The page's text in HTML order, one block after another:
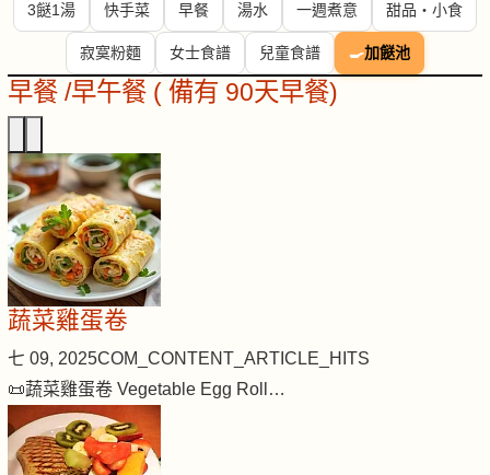
3餸1湯 快手菜 早餐 湯水 一週煮意 甜品・小食
寂寞粉麵 女士食譜 兒童食譜 🍳加餸池
早餐 /早午餐 ( 備有 90天早餐)
蔬菜雞蛋卷
七 09, 2025COM_CONTENT_ARTICLE_HITS
📜蔬菜雞蛋卷 Vegetable Egg Roll…